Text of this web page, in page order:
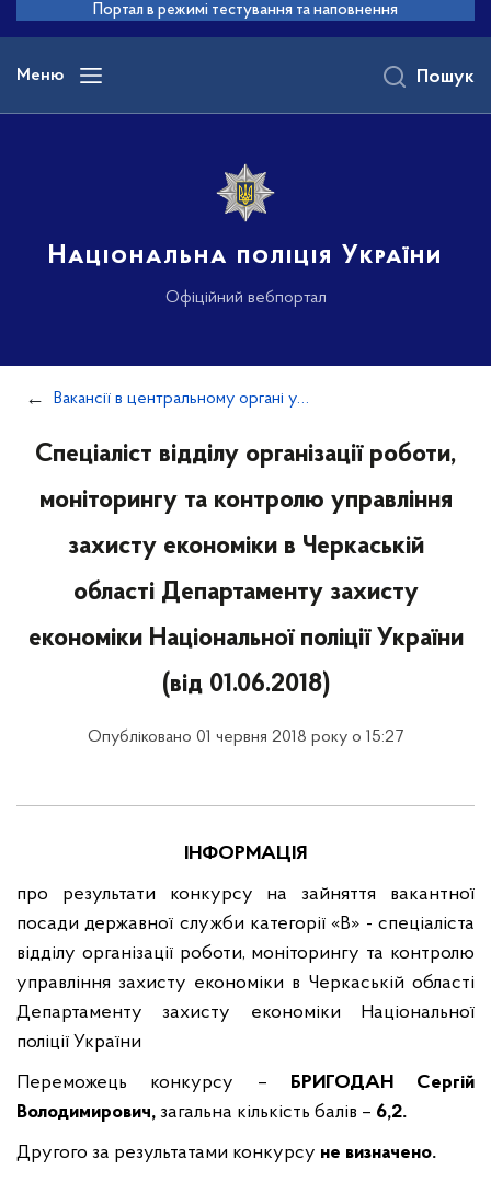
основного
вмісту
Портал в режимі тестування та наповнення
Меню
Національна поліція України
Офіційний вебпортал
Пошук
Вакансії в центральному органі управління
Спеціаліст відділу організації роботи,
моніторингу та контролю управління
захисту економіки в Черкаській
області Департаменту захисту
економіки Національної поліції України
(від 01.06.2018)
Опубліковано 01 червня 2018 року о 15:27
ІНФОРМАЦІЯ
про результати конкурсу на зайняття вакантної
посади державної служби категорії«В» - спеціаліста
відділу організації роботи, моніторингу та контролю
управління захисту економіки в Черкаській області
Департаменту захисту економіки Національної
поліції України
Переможець конкурсу – БРИГОДАН Сергій
Володимирович, загальна кількість балів – 6,2.
Другого за результатами конкурсу не визначено.